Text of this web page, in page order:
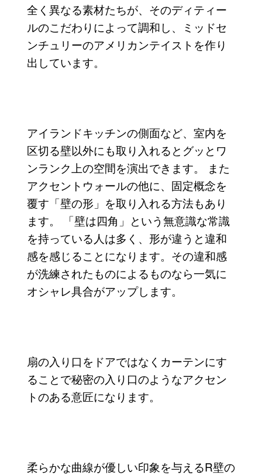
全く異なる素材たちが、そのディティー
ルのこだわりによって調和し、ミッドセ
ンチュリーのアメリカンテイストを作り
出しています。
アイランドキッチンの側面など、室内を
区切る壁以外にも取り入れるとグッとワ
ンランク上の空間を演出できます。 また
アクセントウォールの他に、固定概念を
覆す「壁の形」を取り入れる方法もあり
ます。 「壁は四角」という無意識な常識
を持っている人は多く、形が違うと違和
感を感じることになります。その違和感
が洗練されたものによるものなら一気に
オシャレ具合がアップします。
扇の入り口をドアではなくカーテンにす
ることで秘密の入り口のようなアクセン
トのある意匠になります。
柔らかな曲線が優しい印象を与えるR壁の